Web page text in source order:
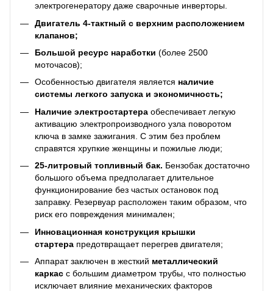
электрогенератору даже сварочные инверторы.
Двигатель 4-тактный с верхним расположением
клапанов;
Большой ресурс наработки (более 2500
моточасов);
Особенностью двигателя является наличие
системы легкого запуска и экономичность;
Наличие электростартера обеспечивает легкую
активацию электропроизводного узла поворотом
ключа в замке зажигания. С этим без проблем
справятся хрупкие женщины и пожилые люди;
25-литровый топливный бак. Бензобак достаточно
большого объема предполагает длительное
функционирование без частых остановок под
заправку. Резервуар расположен таким образом, что
риск его повреждения минимален;
Инновационная конструкция крышки
стартера предотвращает перегрев двигателя;
Аппарат заключен в жесткий металлический
каркас с большим диаметром трубы, что полностью
исключает влияние механических факторов